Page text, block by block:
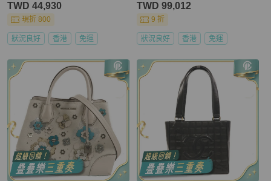
TWD 44,930
現折 800
狀況良好 香港 免運
TWD 99,012
9 折
狀況良好 香港 免運